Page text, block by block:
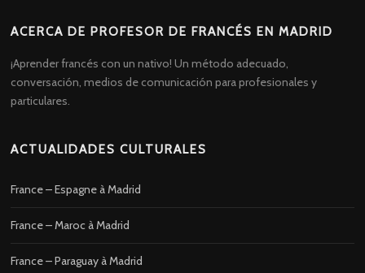
ACERCA DE PROFESOR DE FRANCÉS EN MADRID
¡Aprender francés con un nativo! Un método adecuado,
conversación, medios de comunicación para profesionales y
particulares.
ACTUALIDADES CULTURALES
France – Espagne à Madrid
France – Maroc à Madrid
France – Paraguay à Madrid